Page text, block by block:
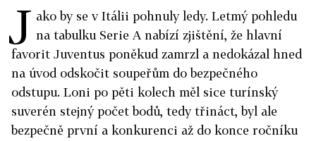
J ako by se v Itálii pohnuly ledy. Letmý pohledu
na tabulku Serie A nabízí zjištění, že hlavní
favorit Juventus poněkud zamrzl a nedokázal hned
na úvod odskočit soupeřům do bezpečného
odstupu. Loni po pěti kolech měl sice turínský
suverén stejný počet bodů, tedy třináct, byl ale
bezpečně první a konkurenci až do konce ročníku